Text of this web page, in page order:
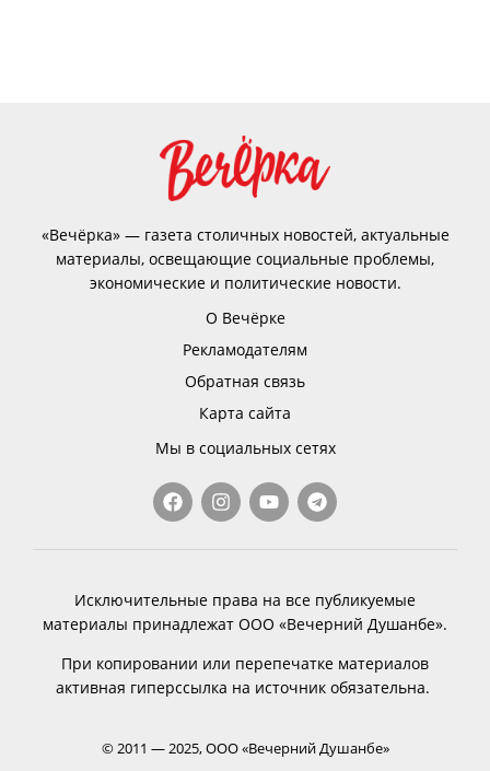
«Вечёрка» — газета столичных новостей, актуальные
материалы, освещающие социальные проблемы,
экономические и политические новости.
О Вечёрке
Рекламодателям
Обратная связь
Карта сайта
Мы в социальных сетях
Исключительные права на все публикуемые
материалы принадлежат ООО «Вечерний Душанбе».
При копировании или перепечатке материалов
активная гиперссылка на источник обязательна.
© 2011 — 2025, ООО «Вечерний Душанбе»